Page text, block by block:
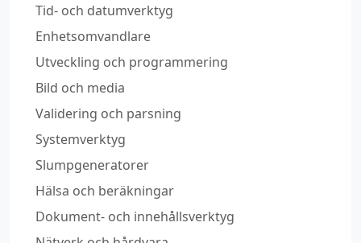
Tid‑ och datumverktyg
Enhetsomvandlare
Utveckling och programmering
Bild och media
Validering och parsning
Systemverktyg
Slumpgeneratorer
Hälsa och beräkningar
Dokument‑ och innehållsverktyg